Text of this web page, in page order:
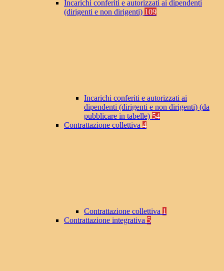
Incarichi conferiti e autorizzati ai dipendenti
(dirigenti e non dirigenti) 109
Incarichi conferiti e autorizzati ai
dipendenti (dirigenti e non dirigenti) (da
pubblicare in tabelle) 54
Contrattazione collettiva 4
Contrattazione collettiva 1
Contrattazione integrativa 5